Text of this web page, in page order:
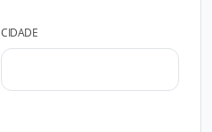
CIDADE